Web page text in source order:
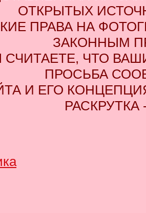
ОТКРЫТЫХ
ПРАВА НА
ЗАКОННЫМ
СЧИТАЕТЕ, ЧТО
ПРОСЬБА
И ЕГО
РАСКРУТКА